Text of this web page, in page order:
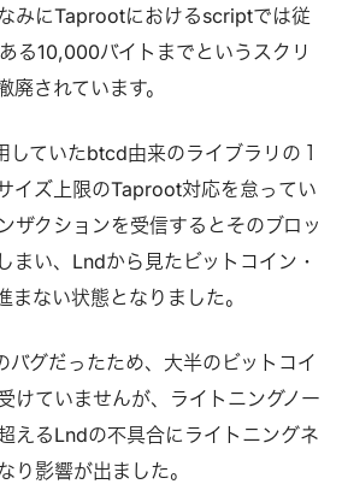
みにTaprootにおけるscriptでは従
る10,000バイトまでというスクリ
廃されています。
していたbtcd由来のライブラリの１
イズ上限のTaproot対応を怠ってい
ザクションを受信するとそのブロッ
まい、Lndから見たビットコイン・
まない状態となりました。
バグだったため、大半のビットコイ
けていませんが、ライトニングノー
えるLndの不具合にライトニングネ
り影響が出ました。